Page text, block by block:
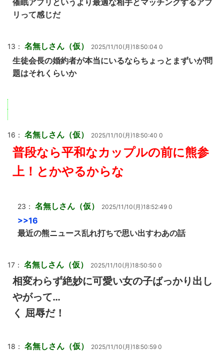
催眠アプリというより最適な相手とマッチングするアプ
リって感じだ
13： 名無しさん（仮） 2025/11/10(月)18:50:04 0
生徒会長の婚約者が本当にいるならちょっとまずいが問
題はそれくらいか
16： 名無しさん（仮） 2025/11/10(月)18:50:40 0
普段なら平和なカップルの前に熊参
上！とかやるからな
23： 名無しさん（仮） 2025/11/10(月)18:52:49 0
>>16
最近の熊ニュース乱れ打ちで思い出すわあの話
17： 名無しさん（仮） 2025/11/10(月)18:50:50 0
相変わらず絶妙に可愛い女の子ばっかり出し
やがって…
く 屈辱だ！
18： 名無しさん（仮） 2025/11/10(月)18:50:59 0